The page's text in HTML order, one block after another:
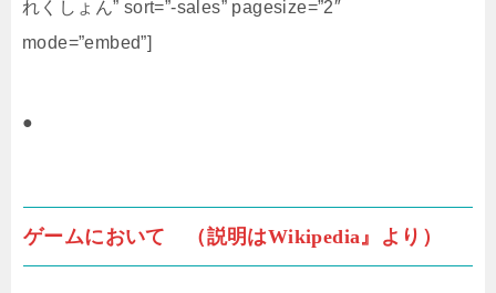
れくしょん” sort=”-sales” pagesize=”2″
mode=”embed”]
●
ゲームにおいて （説明はWikipedia』より）